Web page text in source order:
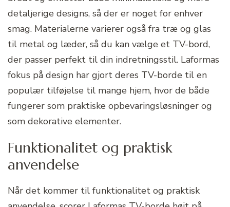
detaljerige designs, så der er noget for enhver
smag. Materialerne varierer også fra træ og glas
til metal og læder, så du kan vælge et TV-bord,
der passer perfekt til din indretningsstil. Laformas
fokus på design har gjort deres TV-borde til en
populær tilføjelse til mange hjem, hvor de både
fungerer som praktiske opbevaringsløsninger og
som dekorative elementer.
Funktionalitet og praktisk
anvendelse
Når det kommer til funktionalitet og praktisk